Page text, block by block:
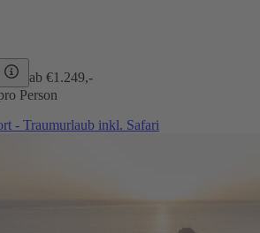
ab €1.249,-
Person
- Traumurlaub inkl. Safari